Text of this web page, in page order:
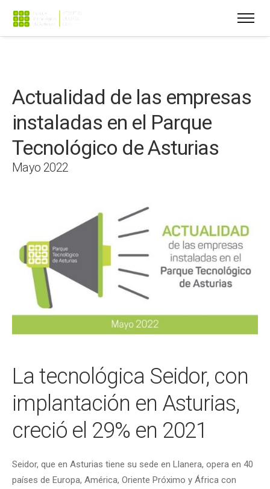
Actualidad de las empresas
instaladas en el Parque
Tecnológico de Asturias
Mayo 2022
La tecnológica Seidor, con
implantación en Asturias,
creció el 29% en 2021
Seidor, que en Asturias tiene su sede en Llanera, opera en 40
países de Europa, América, Oriente Próximo y África con